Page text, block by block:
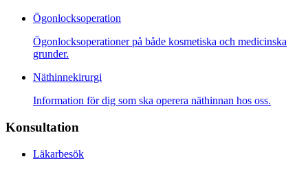
Ögonlocksoperation
Ögonlocksoperationer på både kosmetiska och medicinska
grunder.
Näthinnekirurgi
Information för dig som ska operera näthinnan hos oss.
Konsultation
Läkarbesök